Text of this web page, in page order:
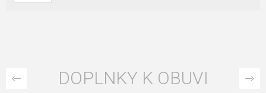
DOPLNKY K OBUVI